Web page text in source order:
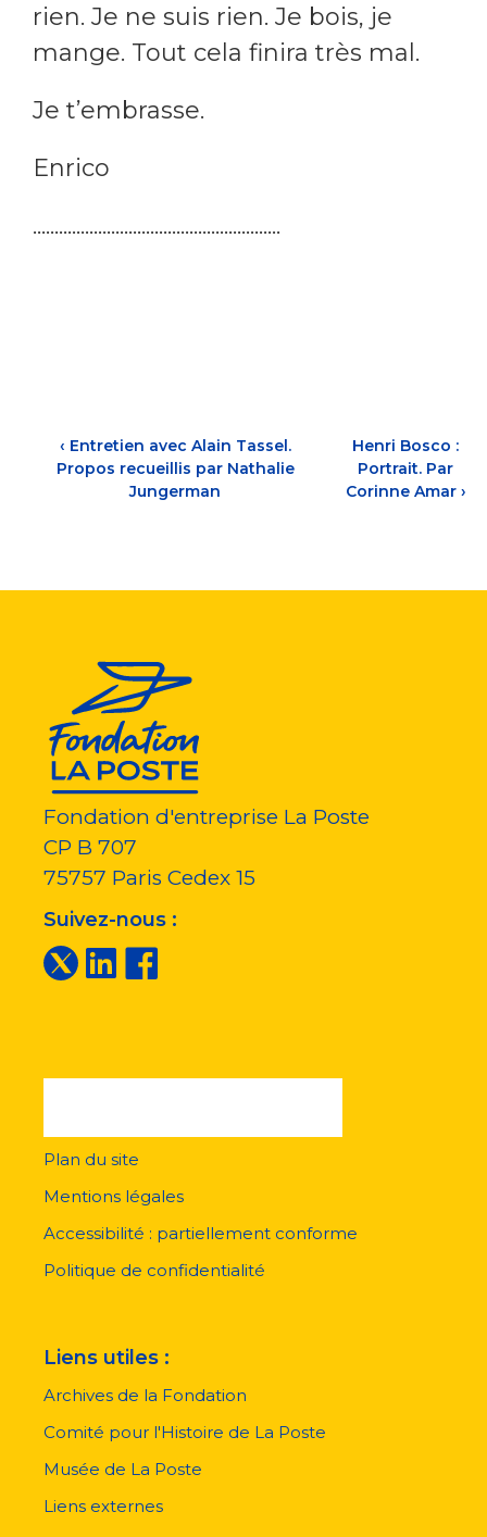
rien. Je ne suis rien. Je bois, je
mange. Tout cela finira très mal.
Je t’embrasse.
Enrico
.........................................................
‹ Entretien avec Alain Tassel.
Propos recueillis par Nathalie
Jungerman
Henri Bosco :
Portrait. Par
Corinne Amar ›
Fondation d'entreprise La Poste
CP B 707
75757 Paris Cedex 15
Suivez-nous :
pied
page
Plan du site
Mentions légales
Accessibilité : partiellement conforme
Politique de confidentialité
Liens utiles :
Archives de la Fondation
Comité pour l'Histoire de La Poste
Musée de La Poste
Liens externes